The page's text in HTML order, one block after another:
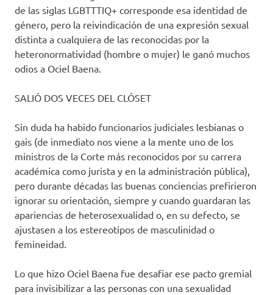
de las siglas LGBTTTIQ+ corresponde esa identidad de
género, pero la reivindicación de una expresión sexual
distinta a cualquiera de las reconocidas por la
heteronormatividad (hombre o mujer) le ganó muchos
odios a Ociel Baena.
SALIÓ DOS VECES DEL CLÓSET
Sin duda ha habido funcionarios judiciales lesbianas o
gais (de inmediato nos viene a la mente uno de los
ministros de la Corte más reconocidos por su carrera
académica como jurista y en la administración pública),
pero durante décadas las buenas conciencias prefirieron
ignorar su orientación, siempre y cuando guardaran las
apariencias de heterosexualidad o, en su defecto, se
ajustasen a los estereotipos de masculinidad o
femineidad.
Lo que hizo Ociel Baena fue desafiar ese pacto gremial
para invisibilizar a las personas con una sexualidad